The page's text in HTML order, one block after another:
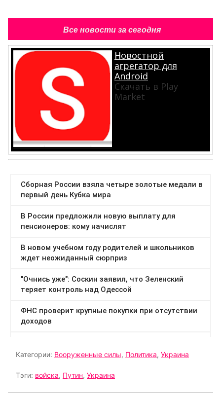
Все новости за сегодня
Новостной
агрегатор для
Android
Скачать в Play
Market
Категории: Вооруженные силы, Политика, Украина
Тэги: войска, Путин, Украина